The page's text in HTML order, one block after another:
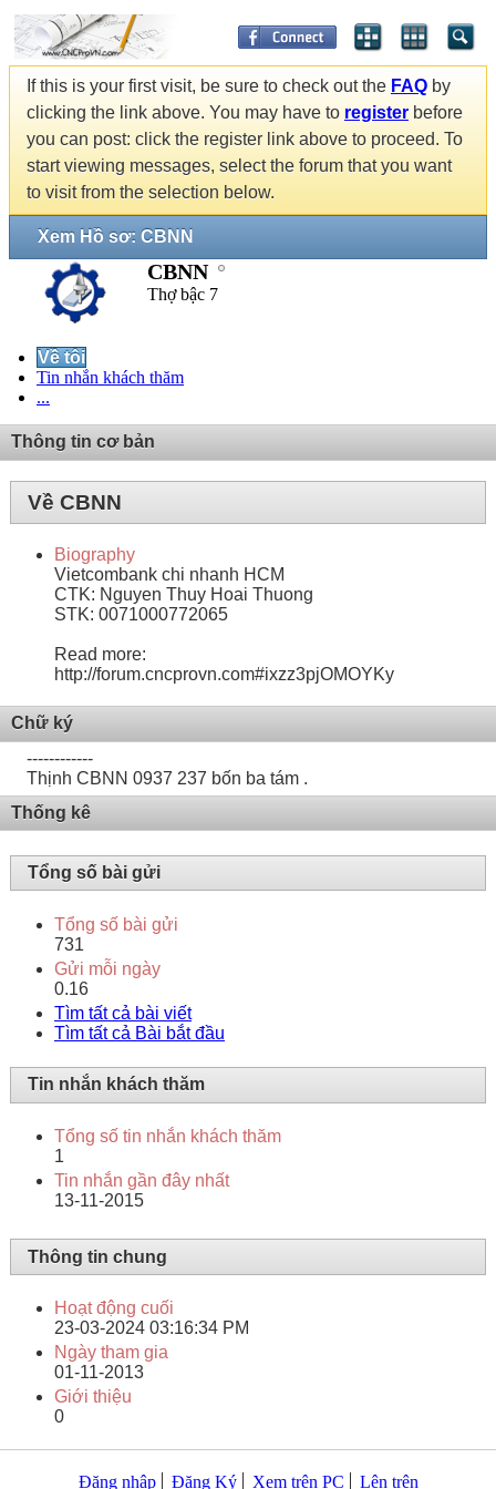
If this is your first visit, be sure to check out the FAQ by
clicking the link above. You may have to register before
you can post: click the register link above to proceed. To
start viewing messages, select the forum that you want
to visit from the selection below.
Xem Hồ sơ: CBNN
CBNN
Thợ bậc 7
Về tôi
Tin nhắn khách thăm
...
Thông tin cơ bản
Về CBNN
Biography
Vietcombank chi nhanh HCM
CTK: Nguyen Thuy Hoai Thuong
STK: 0071000772065
Read more:
http://forum.cncprovn.com#ixzz3pjOMOYKy
Chữ ký
------------
Thịnh CBNN 0937 237 bốn ba tám .
Thống kê
Tổng số bài gửi
Tổng số bài gửi
731
Gửi mỗi ngày
0.16
Tìm tất cả bài viết
Tìm tất cả Bài bắt đầu
Tin nhắn khách thăm
Tổng số tin nhắn khách thăm
1
Tin nhắn gần đây nhất
13-11-2015
Thông tin chung
Hoạt động cuối
23-03-2024 03:16:34 PM
Ngày tham gia
01-11-2013
Giới thiệu
0
Đăng nhập Đăng Ký Xem trên PC Lên trên